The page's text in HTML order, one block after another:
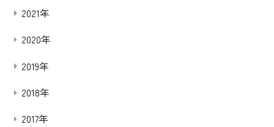
2021年
2020年
2019年
2018年
2017年